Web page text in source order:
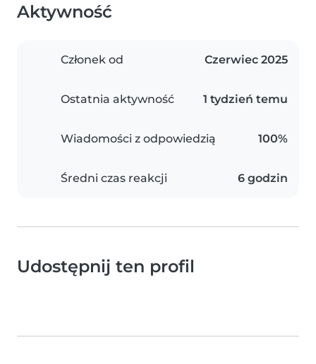
Aktywność
Członek od Czerwiec 2025
Ostatnia aktywność 1 tydzień temu
Wiadomości z odpowiedzią 100%
Średni czas reakcji 6 godzin
Udostępnij ten profil